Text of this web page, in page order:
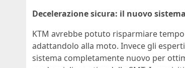
Decelerazione sicura: il nuovo
KTM avrebbe potuto risparmiare
adattandolo alla moto. Invece gli
sistema completamente nuovo per